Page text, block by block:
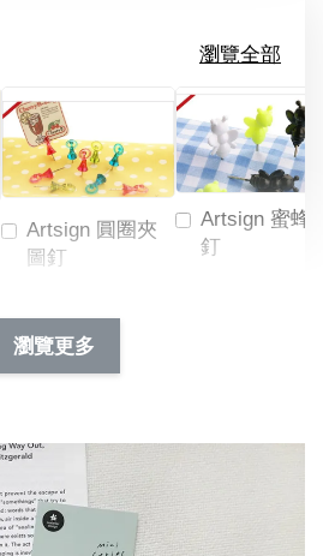
瀏覽全部
Artsign 圓圈夾
圖釘
NT$ 19.00
NT$ 66.00
Artsign 蜜蜂
釘
加入購物車
瀏覽更多